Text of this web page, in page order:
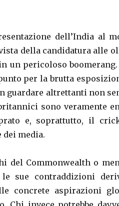
dell’India al
della candidatura alle
un pericoloso
per la brutta
guardare altrettanti non
sono veramente
e, soprattutto, il
dei media.
del Commonwealth o
sue contraddizioni
concrete aspirazioni